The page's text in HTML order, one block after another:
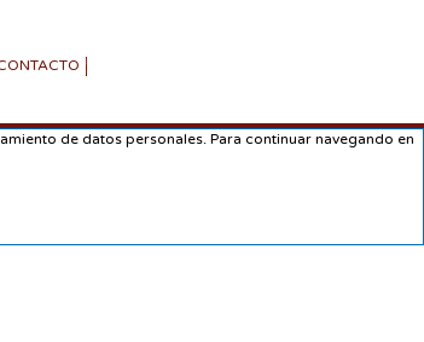
de datos personales. Para continuar navegando en